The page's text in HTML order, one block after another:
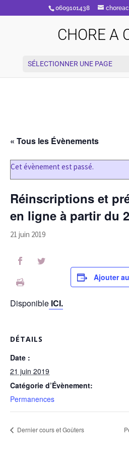
0609101438
CHORE A
SÉLECTIONNER UNE PAGE
« Tous les Évènements
Cet évènement est passé.
Réinscriptions et
en ligne à partir du
21 juin 2019
Disponible ICI.
Ajouter
DÉTAILS
Date :
21 juin 2019
Catégorie d’Évènement:
Permanences
Dernier cours et Goûters